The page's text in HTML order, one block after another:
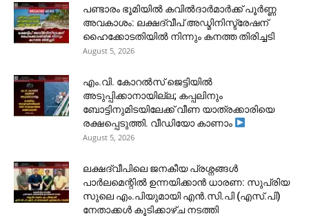
പണ്ടാരം ഭൂമിയിൽ കവിൽദാർമാർക്ക് പൂർണ്ണ
അവകാശം: ലക്ഷദ്വീപ് അഡ്മിനിസ്ട്രേഷന്
ഹൈക്കോടതിയിൽ നിന്നും കനത്ത തിരിച്ചടി
August 5, 2026
​എം.വി. കോറൽസ് ജെട്ടിയിൽ
അടുപ്പിക്കാനായില്ല; കപ്പലിനും
ബോട്ടിനുമിടയിലേക്ക് വീണ യാത്രക്കാരിയെ
രക്ഷപ്പെടുത്തി. വീഡിയോ കാണാം
August 5, 2026
ലക്ഷദ്വീപിലെ ജനകീയ പ്രശ്നങ്ങൾ
പാർലമെന്റിൽ ഉന്നയിക്കാൻ ധാരണ: സുപ്രിയ
സുലെ എം.പിയുമായി എൻ.സി.പി (എസ്.പി)
നേതാക്കൾ കൂടിക്കാഴ്ച നടത്തി